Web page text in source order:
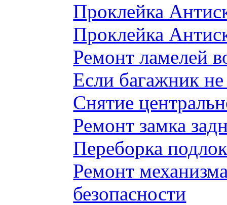
Проклейка
Проклейка
Ремонт ламелей
Если багажник
Снятие
Ремонт замка
Переборка
Ремонт
безопасности